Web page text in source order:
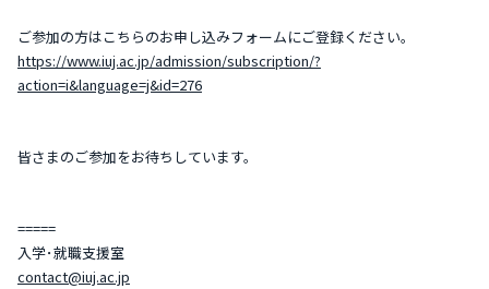
ご参加の方はこちらのお申し込みフォームにご登録ください。
https://www.iuj.ac.jp/admission/subscription/?
action=i&language=j&id=276
皆さまのご参加をお待ちしています。
=====
入学･就職支援室
contact@iuj.ac.jp